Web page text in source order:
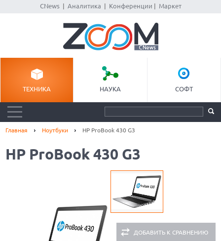
CNews| Аналитика Конференции Маркет
ТЕХНИКА НАУКА СОФТ
Главная Ноутбуки HP ProBook 430 G3
HP ProBook 430 G3
ДОБАВИТЬ К СРАВНЕНИЮ